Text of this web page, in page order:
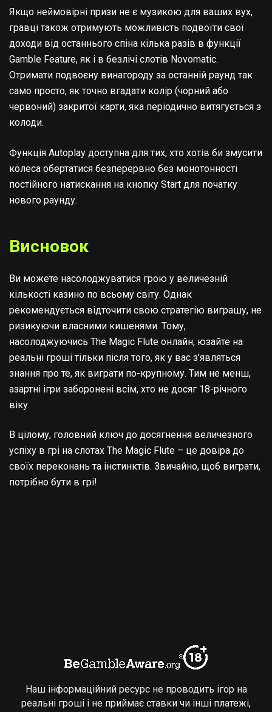
Якщо неймовірні призи не є музикою для ваших вух,
гравці також отримують можливість подвоїти свої
доходи від останнього спіна кілька разів в функції
Gamble Feature, як і в безлічі слотів Novomatic.
Отримати подвоєну винагороду за останній раунд так
само просто, як точно вгадати колір (чорний або
червоний) закритої карти, яка періодично витягується з
колоди.
Функція Autoplay доступна для тих, хто хотів би змусити
колеса обертатися безперервно без монотонності
постійного натискання на кнопку Start для початку
нового раунду.
Висновок
Ви можете насолоджуватися грою у величезній
кількості казино по всьому світу. Однак
рекомендується відточити свою стратегію виграшу, не
ризикуючи власними кишенями. Тому,
насолоджуючись The Magic Flute онлайн, юзайте на
реальні гроші тільки після того, як у вас з’являться
знання про те, як виграти по-крупному. Тим не менш,
азартні ігри заборонені всім, хто не досяг 18-річного
віку.
В цілому, головний ключ до досягнення величезного
успіху в грі на слотах The Magic Flute – це довіра до
своїх переконань та інстинктів. Звичайно, щоб виграти,
потрібно бути в грі!
Наш інформаційний ресурс не проводить ігор на
реальні гроші і не приймає ставки чи інші платежі,